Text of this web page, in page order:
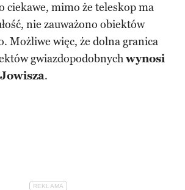
ciekawe, mimo że teleskop ma
nie zauważono obiektów
Możliwe więc, że dolna granica
gwiazdopodobnychwynosi
.